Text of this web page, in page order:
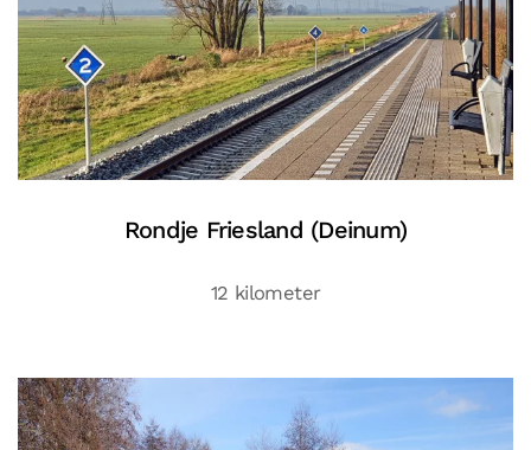
Rondje Friesland (Deinum)
12 kilometer